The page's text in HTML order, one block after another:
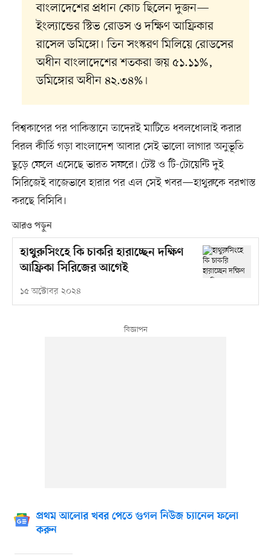
বাংলাদেশের প্রধান কোচ ছিলেন দুজন—
ইংল্যান্ডের স্টিভ রোডস ও দক্ষিণ আফ্রিকার
রাসেল ডমিঙ্গো। তিন সংস্করণ মিলিয়ে রোডসের
অধীন বাংলাদেশের শতকরা জয় ৫১.১১%,
ডমিঙ্গোর অধীন ৪২.৩৪%।
বিশ্বকাপের পর পাকিস্তানে তাদেরই মাটিতে ধবলধোলাই করার
বিরল কীর্তি গড়া বাংলাদেশ আবার সেই ভালো লাগার অনুভূতি
ছুড়ে ফেলে এসেছে ভারত সফরে। টেস্ট ও টি-টোয়েন্টি দুই
সিরিজেই বাজেভাবে হারার পর এল সেই খবর—হাথুরুকে বরখাস্ত
করছে বিসিবি।
আরও পড়ুন
হাথুরুসিংহে কি চাকরি হারাচ্ছেন দক্ষিণ
আফ্রিকা সিরিজের আগেই
১৫ অক্টোবর ২০২৪
প্রথম আলোর খবর পেতে গুগল নিউজ চ্যানেল ফলো
করুন